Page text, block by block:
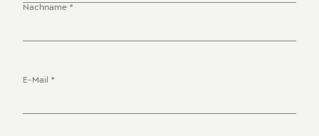
Nachname *
Kontaktdaten
E-Mail *